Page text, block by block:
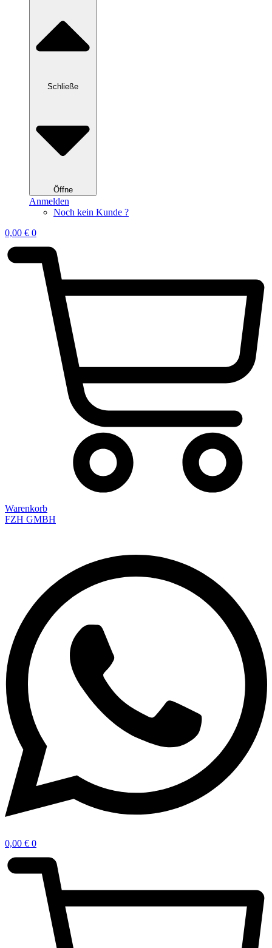
Schließe
Öffne
Anmelden
Noch kein Kunde ?
0,00 € 0
Warenkorb
FZH GMBH
0,00 € 0